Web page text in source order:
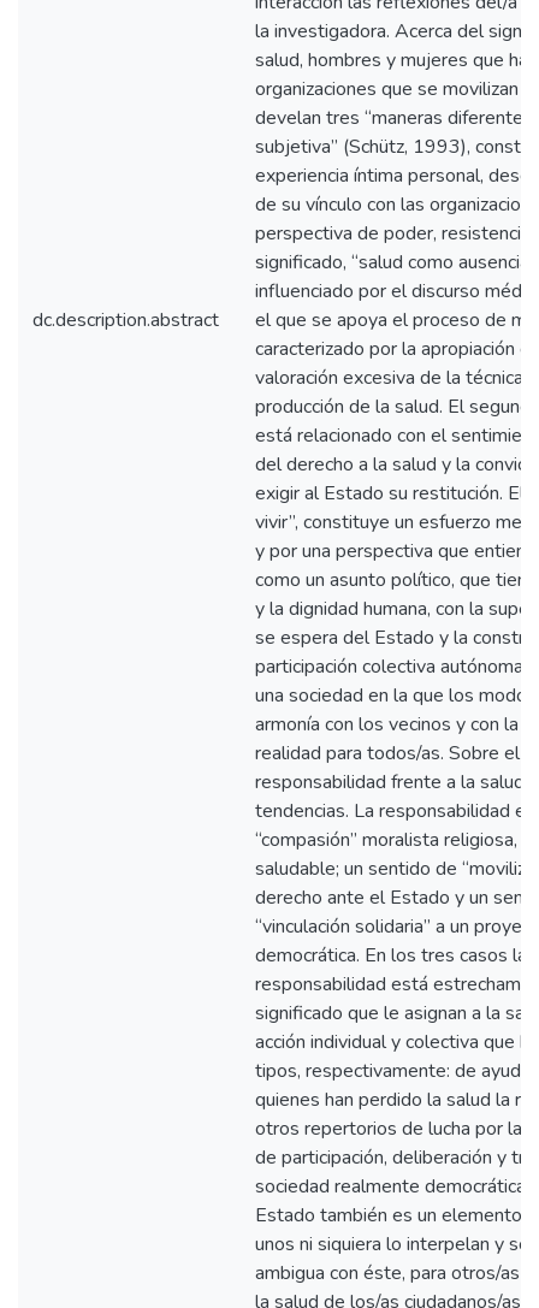
dc.description.abstract
la investigadora. Acerca del
salud, hombres y mujeres que
organizaciones que se movilizan
develan tres “maneras
subjetiva” (Schütz, 1993),
experiencia íntima personal,
de su vínculo con las
perspectiva de poder, resistencia
significado, “salud como
influenciado por el discurso
el que se apoya el proceso de
caracterizado por la apropiación
valoración excesiva de la técnica
producción de la salud. El
está relacionado con el
del derecho a la salud y la
exigir al Estado su restitución. El
vivir”, constituye un esfuerzo
y por una perspectiva que
como un asunto político, que
y la dignidad humana, con la
se espera del Estado y la
participación colectiva autónoma
una sociedad en la que los
armonía con los vecinos y con la
realidad para todos/as. Sobre el
responsabilidad frente a la salud
tendencias. La responsabilidad
“compasión” moralista religiosa,
saludable; un sentido de
derecho ante el Estado y un
“vinculación solidaria” a un
democrática. En los tres casos la
responsabilidad está
significado que le asignan a la
acción individual y colectiva que
tipos, respectivamente: de ayuda
quienes han perdido la salud la
otros repertorios de lucha por la
de participación, deliberación y
sociedad realmente democrática.
Estado también es un elemento
unos ni siquiera lo interpelan y
ambigua con éste, para otros/as
la salud de los/as ciudadanos/as